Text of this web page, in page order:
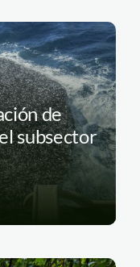
de
subsector